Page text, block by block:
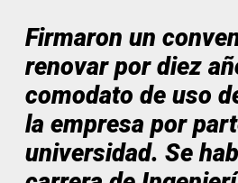
Firmaron un
renovar por diez
comodato de uso
la empresa por
universidad. Se